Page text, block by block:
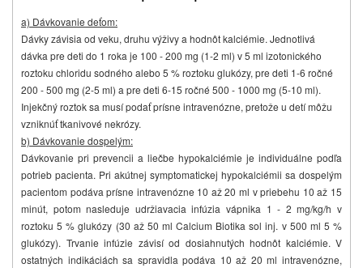
a) Dávkovanie deťom:
Dávky závisia od veku, druhu výživy a hodnôt kalciémie. Jednotlivá
dávka pre deti do 1 roka je 100 - 200 mg (1-2 ml) v 5 ml izotonického
roztoku chloridu sodného alebo 5 % roztoku glukózy, pre deti 1-6 ročné
200 - 500 mg (2-5 ml) a pre deti 6-15 ročné 500 - 1000 mg (5-10 ml).
Injekčný roztok sa musí podať prísne intravenózne, pretože u detí môžu
vzniknúť tkanivové nekrózy.
b) Dávkovanie dospelým:
Dávkovanie pri prevencii a liečbe hypokalciémie je individuálne podľa
potrieb pacienta. Pri akútnej symptomatickej hypokalciémii sa dospelým
pacientom podáva prísne intravenózne 10 až 20 ml v priebehu 10 až 15
minút, potom nasleduje udržiavacia infúzia vápnika 1 - 2 mg/kg/h v
roztoku 5 % glukózy (30 až 50 ml Calcium Biotika sol inj. v 500 ml 5 %
glukózy). Trvanie infúzie závisí od dosiahnutých hodnôt kalciémie. V
ostatných indikáciách sa spravidla podáva 10 až 20 ml intravenózne,